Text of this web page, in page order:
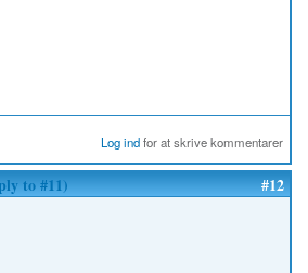
Log indfor at skrive kommentarer
to #11) #12